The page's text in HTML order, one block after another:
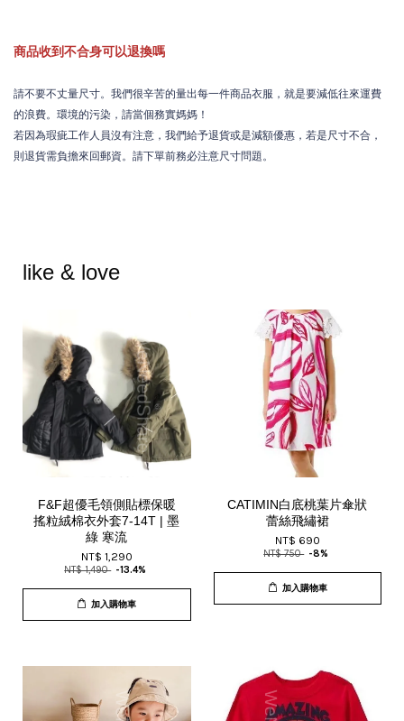
商品收到不合身可以退換嗎
請不要不丈量尺寸。我們很辛苦的量出每一件商品衣服，就是要減低往來運費
的浪費。環境的污染，請當個務實媽媽！
若因為瑕疵工作人員沒有注意，我們給予退貨或是減額優惠，若是尺寸不合，
則退貨需負擔來回郵資。請下單前務必注意尺寸問題。
like & love
F&F超優毛領側貼標保暖
搖粒絨棉衣外套7-14T | 墨
綠 寒流
NT$ 1,290
NT$ 1,490 -13.4%
加入購物車
CATIMIN白底桃葉片傘狀
蕾絲飛繡裙
NT$ 690
NT$ 750 -8%
加入購物車